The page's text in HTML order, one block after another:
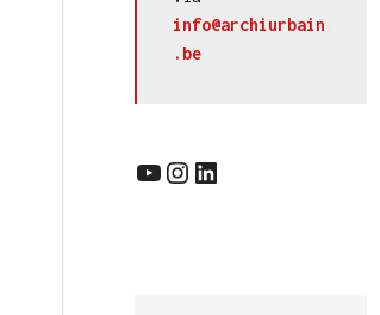
info@archiurbain
.be
YouTube InstagramLinkedIn